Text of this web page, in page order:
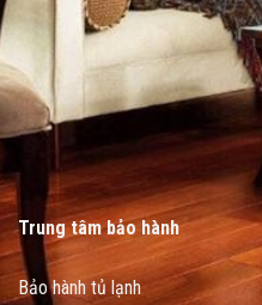
Trung tâm bảo hành
Bảo hành tủ lạnh